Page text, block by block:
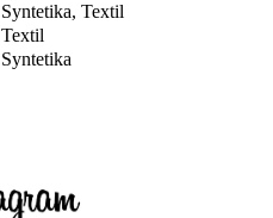
Syntetika, Textil
Textil
Syntetika